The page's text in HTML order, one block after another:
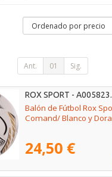
Ant. 01 Sig.
ROX SPORT -
Balón de Fútbol Rox
Comand/ Blanco y
24,50 €